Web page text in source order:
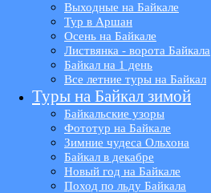
Выходные на Байкале
Тур в Аршан
Осень на Байкале
Листвянка - ворота Байкала
Байкал на 1 день
Все летние туры на Байкал
Туры на Байкал зимой
Байкальские узоры
Фототур на Байкале
Зимние чудеса Ольхона
Байкал в декабре
Новый год на Байкале
Поход по льду Байкала